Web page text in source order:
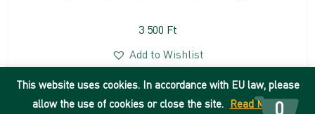
3 500 Ft
Add to Wishlist
DEENK
This website uses cookies. In accordance with EU law, please
allow the use of cookies or close the site. Read More0